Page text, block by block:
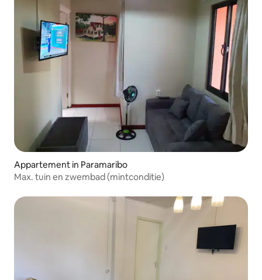
Appartement in Paramaribo
Max. tuin en zwembad (mintconditie)